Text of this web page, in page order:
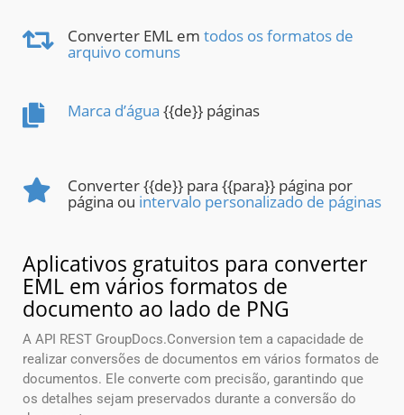
Converter EML em todos os formatos de
arquivo comuns
Marca d’água {{de}} páginas
Converter {{de}} para {{para}} página por
página ou intervalo personalizado de páginas
Aplicativos gratuitos para converter
EML em vários formatos de
documento ao lado de PNG
A API REST GroupDocs.Conversion tem a capacidade de
realizar conversões de documentos em vários formatos de
documentos. Ele converte com precisão, garantindo que
os detalhes sejam preservados durante a conversão do